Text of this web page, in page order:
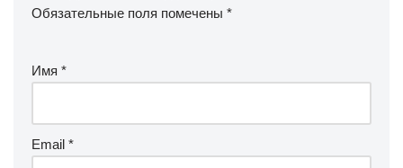
Обязательные поля помечены *
Имя *
Email *